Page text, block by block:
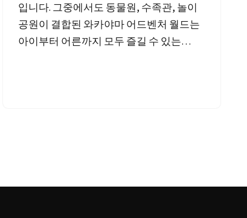
입니다. 그중에서도 동물원, 수족관, 놀이
공원이 결합된 와카야마 어드벤처 월드는
아이부터 어른까지 모두 즐길 수 있는…